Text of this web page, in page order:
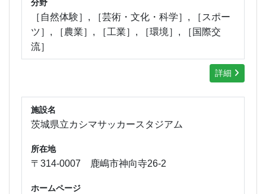
分野
［自然体験］, ［芸術・文化・科学］, ［スポー
ツ］, ［農業］, ［工業］, ［環境］, ［国際交
流］
詳細
施設名
茨城県立カシマサッカースタジアム
所在地
〒314-0007 鹿嶋市神向寺26-2
ホームページ